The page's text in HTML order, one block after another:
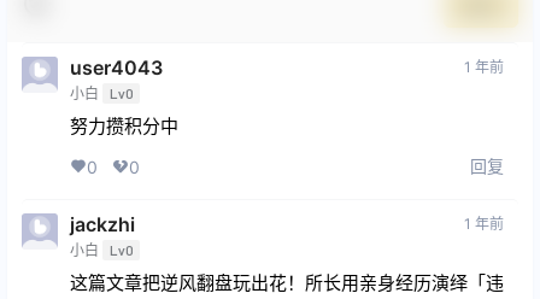
user4043
小白 Lv0
1 年前
努力攒积分中
0 0 回复
jackzhi
小白 Lv0
1 年前
这篇文章把逆风翻盘玩出花！​所长用亲身经历演绎「违